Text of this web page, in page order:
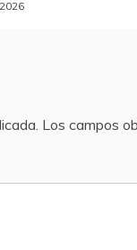
Los campos